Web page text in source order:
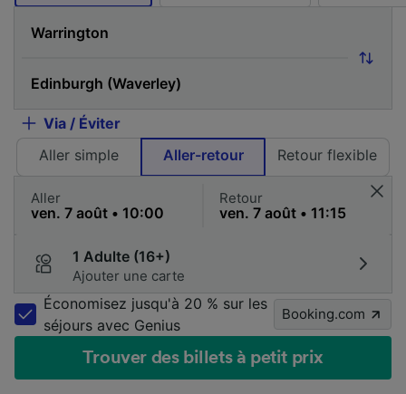
Via / Éviter
Aller simple
Aller-retour Retour flexible
Aller Retour
1 Adulte (16+)
Ajouter une carte
Économisez jusqu'à 20 % sur les
séjours avec Genius
Booking.com
Trouver des billets à petit prix